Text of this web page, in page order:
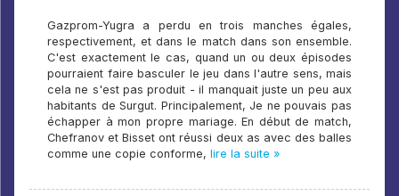
Gazprom-Yugra a perdu en trois manches égales,
respectivement, et dans le match dans son ensemble.
C'est exactement le cas, quand un ou deux épisodes
pourraient faire basculer le jeu dans l'autre sens, mais
cela ne s'est pas produit - il manquait juste un peu aux
habitants de Surgut. Principalement, Je ne pouvais pas
échapper à mon propre mariage. En début de match,
Chefranov et Bisset ont réussi deux as avec des balles
comme une copie conforme, lire la suite »